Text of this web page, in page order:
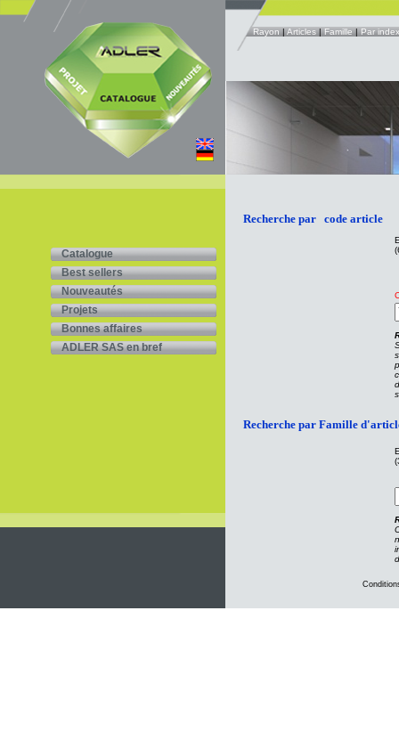
Rayon|Articles|Famille|Par index
Catalogue
Best sellers
Nouveautés
Projets
Bonnes affaires
ADLER SAS en bref
Recherche par code article
Recherche par Famille